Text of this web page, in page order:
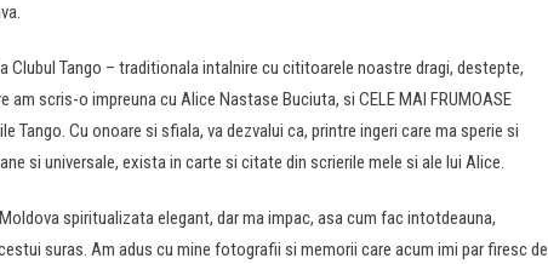
Tango – traditionala intalnire cu cititoarele noastre dragi, destepte,
am scris-o impreuna cu Alice Nastase Buciuta, si CELE MAI FRUMOASE
Tango. Cu onoare si sfiala, va dezvalui ca, printre ingeri care ma sperie si
si universale, exista in carte si citate din scrierile mele si ale lui Alice.
spiritualizata elegant, dar ma impac, asa cum fac intotdeauna,
suras. Am adus cu mine fotografii si memorii care acum imi par firesc de